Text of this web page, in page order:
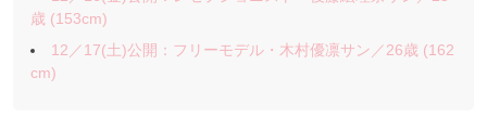
歳 (153cm)
12／17(土)公開：フリーモデル・木村優凛サン／26歳 (162
cm)